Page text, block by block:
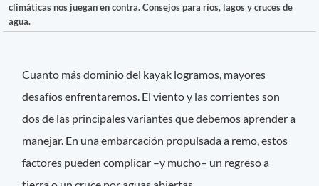
climáticas nos juegan en contra. Consejos para ríos, lagos y cruces de
agua.
Cuanto más dominio del kayak logramos, mayores
desafíos enfrentaremos. El viento y las corrientes son
dos de las principales variantes que debemos aprender a
manejar. En una embarcación propulsada a remo, estos
factores pueden complicar –y mucho– un regreso a